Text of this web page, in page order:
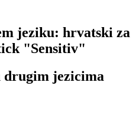
jeziku: hrvatski za
"Sensitiv"
drugim jezicima